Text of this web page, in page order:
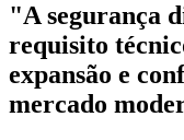
"A segurança
requisito
expansão e
mercado